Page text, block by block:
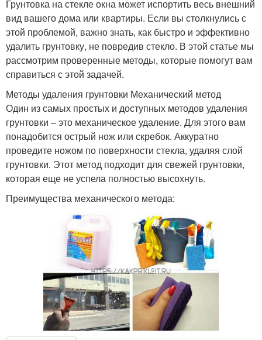
Грунтовка на стекле окна может испортить весь внешний
вид вашего дома или квартиры. Если вы столкнулись с
этой проблемой, важно знать, как быстро и эффективно
удалить грунтовку, не повредив стекло. В этой статье мы
рассмотрим проверенные методы, которые помогут вам
справиться с этой задачей.
Методы удаления грунтовки Механический метод
Один из самых простых и доступных методов удаления
грунтовки – это механическое удаление. Для этого вам
понадобится острый нож или скребок. Аккуратно
проведите ножом по поверхности стекла, удаляя слой
грунтовки. Этот метод подходит для свежей грунтовки,
которая еще не успела полностью высохнуть.
Преимущества механического метода: